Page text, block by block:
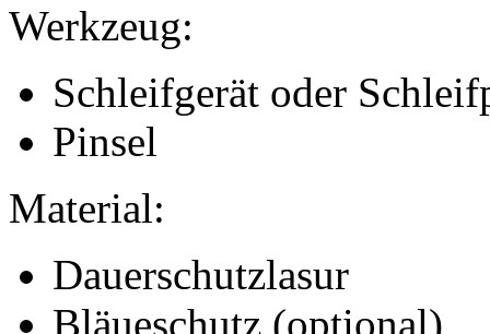
Werkzeug:
Schleifgerät oder
Pinsel
Material:
Dauerschutzlasur
Bläueschutz (optional)